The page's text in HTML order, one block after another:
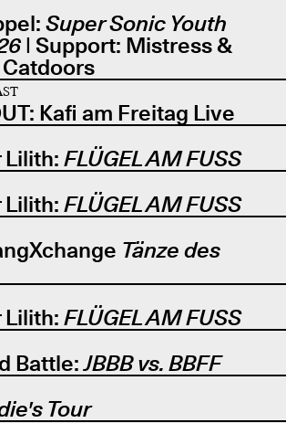
Super Sonic Youth
| Support: Mistress &
Kafi am Freitag Live
Lilith: FLÜGEL AM FUSS
Lilith: FLÜGEL AM FUSS
Tänze des
Lilith: FLÜGEL AM FUSS
Battle:JBBB vs. BBFF
Tour